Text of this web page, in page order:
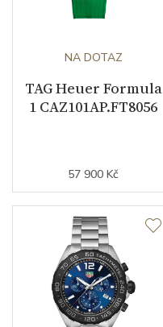
NA DOTAZ
TAG Heuer Formula
1 CAZ101AP.FT8056
57 900 Kč